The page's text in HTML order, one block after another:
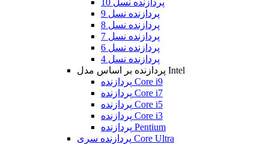
پردازنده نسل 10
پردازنده نسل 9
پردازنده نسل 8
پردازنده نسل 7
پردازنده نسل 6
پردازنده نسل 4
پردازنده بر اساس مدل Intel
پردازنده Core i9
پردازنده Core i7
پردازنده Core i5
پردازنده Core i3
پردازنده Pentium
پردازنده سری Core Ultra